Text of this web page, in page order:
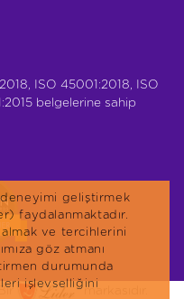
ISO 45001:2018, ISO
belgelerine sahip
markasıdır.
geliştirmek
faydalanmaktadır.
ve tercihlerini
göz atmanı
durumunda
işlevselliğini